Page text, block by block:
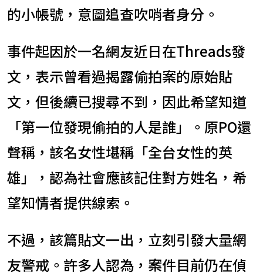
的小帳號，意圖追查吹哨者身分。
事件起因於一名網友近日在Threads發
文，表示曾看過揭露偷拍案的原始貼
文，但後續已搜尋不到，因此希望知道
「第一位發現偷拍的人是誰」。原PO還
聲稱，該名女性堪稱「全台女性的英
雄」，認為社會應該記住對方姓名，希
望知情者提供線索。
不過，該篇貼文一出，立刻引發大量網
友警戒。許多人認為，案件目前仍在偵